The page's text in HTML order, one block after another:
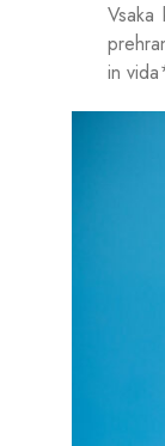
in